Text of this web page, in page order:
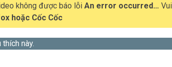
không được báo lỗi An error occurred… Vui
hoặc Cốc Cốc
này.